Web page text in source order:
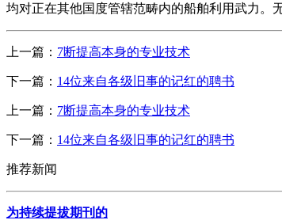
均对正在其他国度管辖范畴内的船舶利用武力。
上一篇： 7断提高本身的专业技术
下一篇： 14位来自各级旧事的记红的聘书
上一篇： 7断提高本身的专业技术
下一篇： 14位来自各级旧事的记红的聘书
推荐新闻
为持续提拔期刊的